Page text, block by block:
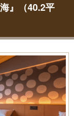
』（40.2平